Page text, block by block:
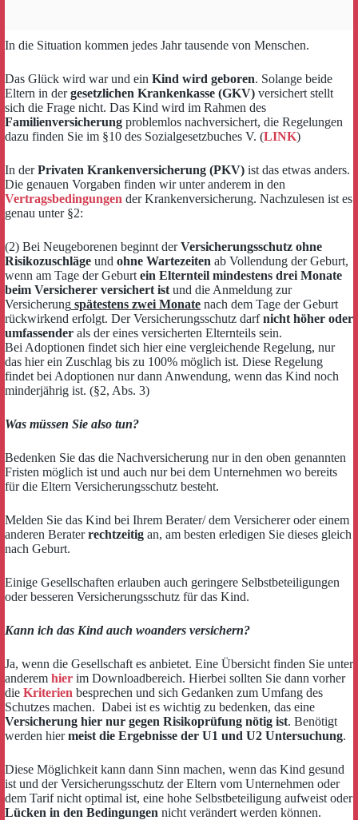
In die Situation kommen jedes Jahr tausende von Menschen.
Das Glück wird war und ein Kind wird geboren. Solange beide
Eltern in dergesetzlichen Krankenkasse (GKV) versichert stellt
sich die Frage nicht. Das Kind wird im Rahmen des
Familienversicherung problemlos nachversichert, die Regelungen
dazu finden Sie im §10 des Sozialgesetzbuches V. (LINK)
In derPrivaten Krankenversicherung (PKV) ist das etwas anders.
Die genauen Vorgaben finden wir unter anderem in den
Vertragsbedingungen der Krankenversicherung. Nachzulesen ist es
genau unter §2:
(2) Bei Neugeborenen beginnt derVersicherungsschutz ohne
Risikozuschläge und ohne Wartezeiten ab Vollendung der Geburt,
wenn am Tage der Geburt ein Elternteil mindestens drei Monate
beim Versicherer versichert ist und die Anmeldung zur
Versicherung spätestens zwei Monate nach dem Tage der Geburt
rückwirkend erfolgt. Der Versicherungsschutz darfnicht höher oder
umfassender als der eines versicherten Elternteils sein.
Bei Adoptionen findet sich hier eine vergleichende Regelung, nur
das hier ein Zuschlag bis zu 100% möglich ist. Diese Regelung
findet bei Adoptionen nur dann Anwendung, wenn das Kind noch
minderjährig ist. (§2, Abs. 3)
Was müssen Sie also tun?
Bedenken Sie das die Nachversicherung nur in den oben genannten
Fristen möglich ist und auch nur bei dem Unternehmen wo bereits
für die Eltern Versicherungsschutz besteht.
Melden Sie das Kind bei Ihrem Berater/ dem Versicherer oder einem
anderen Beraterrechtzeitig an, am besten erledigen Sie dieses gleich
nach Geburt.
Einige Gesellschaften erlauben auch geringere Selbstbeteiligungen
oder besseren Versicherungsschutz für das Kind.
Kann ich das Kind auch woanders versichern?
Ja, wenn die Gesellschaft es anbietet. Eine Übersicht finden Sie unter
anderem hier im Downloadbereich. Hierbei sollten Sie dann vorher
die Kriterien besprechen und sich Gedanken zum Umfang des
Schutzes machen. Dabei ist es wichtig zu bedenken, das eine
Versicherung hier nur gegen Risikoprüfung nötig ist. Benötigt
werden hiermeist die Ergebnisse der U1 und U2 Untersuchung.
Diese Möglichkeit kann dann Sinn machen, wenn das Kind gesund
ist und der Versicherungsschutz der Eltern vom Unternehmen oder
dem Tarif nicht optimal ist, eine hohe Selbstbeteiligung aufweist oder
Lücken in den Bedingungen nicht verändert werden können.